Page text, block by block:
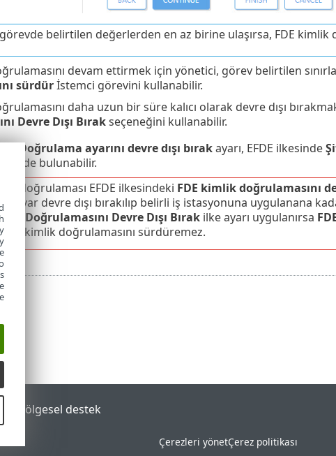
belirtilen değerlerden en az birine ulaşırsa, FDE kimlik
devam ettirmek için yönetici, görev belirtilen
sürdürİstemci görevini kullanabilir.
daha uzun bir süre kalıcı olarak devre dışı
Devre Dışı Bırakseçeneğini kullanabilir.
Doğrulama ayarını devre dışı bırakayarı, EFDE ilkesinde
bulunabilir.
doğrulaması EFDE ilkesindeki FDE kimlik doğrulamasını
ayar devre dışı bırakılıp belirli iş istasyonuna uygulanana
Doğrulamasını Devre Dışı Bırakilke ayarı uygulanırsa
kimlik doğrulamasını sürdüremez.
Bölgesel destek
Çerezleri yönetÇerez politikası